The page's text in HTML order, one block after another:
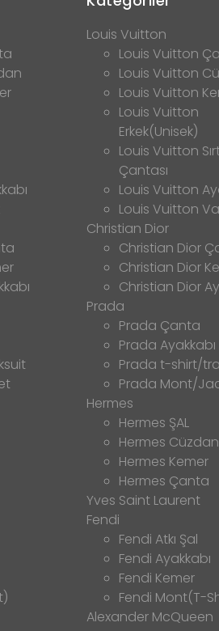
Louis Vuitton
Louis Vuitton
Louis Vuitton
Louis Vuitton
Louis Vuitton
Erkek(Unisek)
Louis Vuitton
Çantası
Louis Vuitton
Louis Vuitton
Christian Dior
Christian Dior
Christian Dior
Christian Dior
Prada
Prada Çanta
Prada Ayakkabı
Prada t-shirt/
Prada Mont/
Hermes
Hermes ŞAL
Hermes Cüzdan
Hermes Kemer
Hermes Çanta
Yves Saint Laurent
Fendi
Fendi Atkı Şal
Fendi Ayakkabı
Fendi Kemer
Fendi Mont(T-
Alexander McQueen